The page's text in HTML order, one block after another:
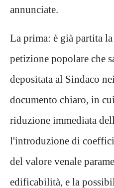
annunciate.
La prima: è già partita
petizione popolare che
depositata al Sindaco
documento chiaro, in
riduzione immediata
l'introduzione di
del valore venale
edificabilità, e la